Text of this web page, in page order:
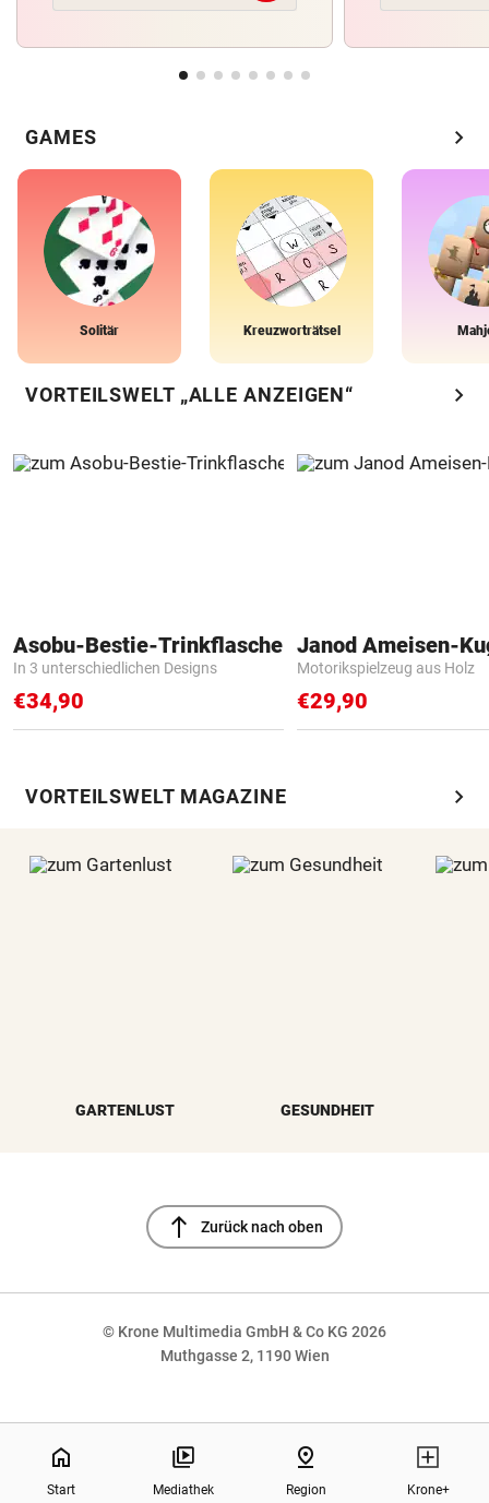
GAMES chevron_right
Solitär Kreuzworträtsel
VORTEILSWELT „ALLE ANZEIGEN“ chevron_right
Asobu-Bestie-Trinkflasche
In 3 unterschiedlichen Designs
€34,90
Janod Ameisen-
Motorikspielzeug aus Holz
€29,90
VORTEILSWELT MAGAZINE chevron_right
GARTENLUST GESUNDHEIT
north Zurück nach oben
© Krone Multimedia GmbH & Co KG 2026
Muthgasse 2, 1190 Wien
home
Start Mediathek
pin_drop
Region Krone+
NaN%